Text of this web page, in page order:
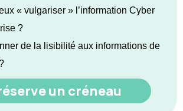
« vulgariser » l’information Cyber
?
de la lisibilité aux informations de
un créneau